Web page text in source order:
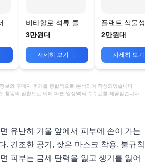
틱
비타할로 석류 콜라
겐 스틱
3만원대
자세히 보기 →
플랜트 식물성
겐 비오틴 15포
2만원대
자세히 보기
보와 구매자 후기를 종합적으로 분석하여 작성되었습니다
활동의 일환으로 이에 따른 일정액의 수수료를 제공받습니다.
유난히 거울 앞에서 피부에 손이 가는
. 건조한 공기, 잦은 마스크 착용, 불규칙
피부는 금세 탄력을 잃고 생기를 잃어